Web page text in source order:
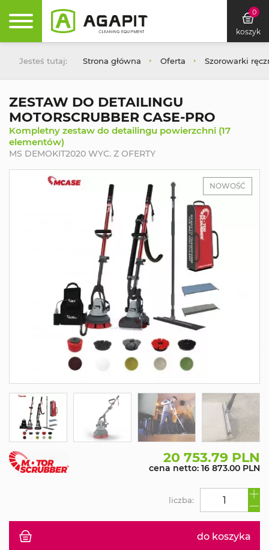
0
koszyk
Jesteś tutaj: Strona główna Oferta Szorowarki
ZESTAW DO DETAILINGU
MOTORSCRUBBER CASE-PRO
Kompletny zestaw do detailingu powierzchni (17
elementów)
MS DEMOKIT2020 WYC. Z OFERTY
NOWOŚĆ
20 753.79 PLN
cena netto: 16 873.00 PLN
do koszyka
liczba: